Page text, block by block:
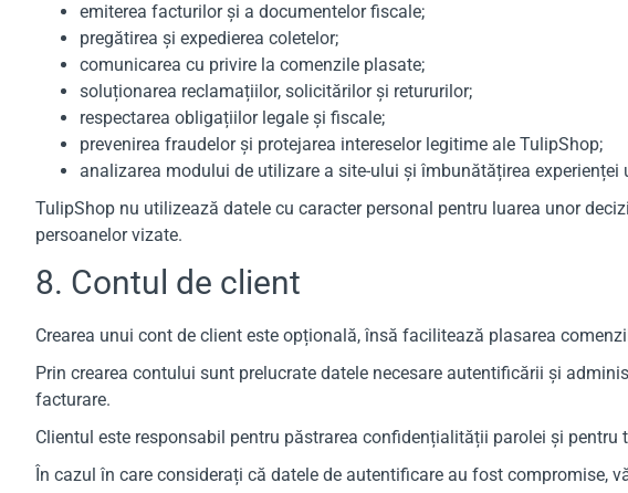
emiterea facturilor și a documentelor fiscale;
pregătirea și expedierea coletelor;
comunicarea cu privire la comenzile plasate;
soluționarea reclamațiilor, solicitărilor și retururilor;
respectarea obligațiilor legale și fiscale;
prevenirea fraudelor și protejarea intereselor legitime ale TulipShop;
analizarea modului de utilizare a site-ului și îmbunătățirea experienței
TulipShop nu utilizează datele cu caracter personal pentru luarea unor
persoanelor vizate.
8. Contul de client
Crearea unui cont de client este opțională, însă facilitează plasarea
Prin crearea contului sunt prelucrate datele necesare autentificării și
facturare.
Clientul este responsabil pentru păstrarea confidențialității parolei și
În cazul în care considerați că datele de autentificare au fost compromise,